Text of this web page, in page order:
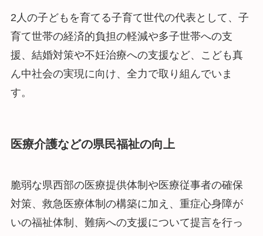
2人の子どもを育てる子育て世代の代表として、子
育て世帯の経済的負担の軽減や多子世帯への支
援、結婚対策や不妊治療への支援など、こども真
ん中社会の実現に向け、全力で取り組んでいま
す。
医療介護などの県民福祉の向上
脆弱な県西部の医療提供体制や医療従事者の確保
対策、救急医療体制の構築に加え、重症心身障が
いの福祉体制、難病への支援について提言を行っ